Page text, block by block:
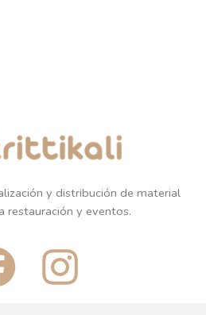
y distribución de material
restauración y eventos.
I
n